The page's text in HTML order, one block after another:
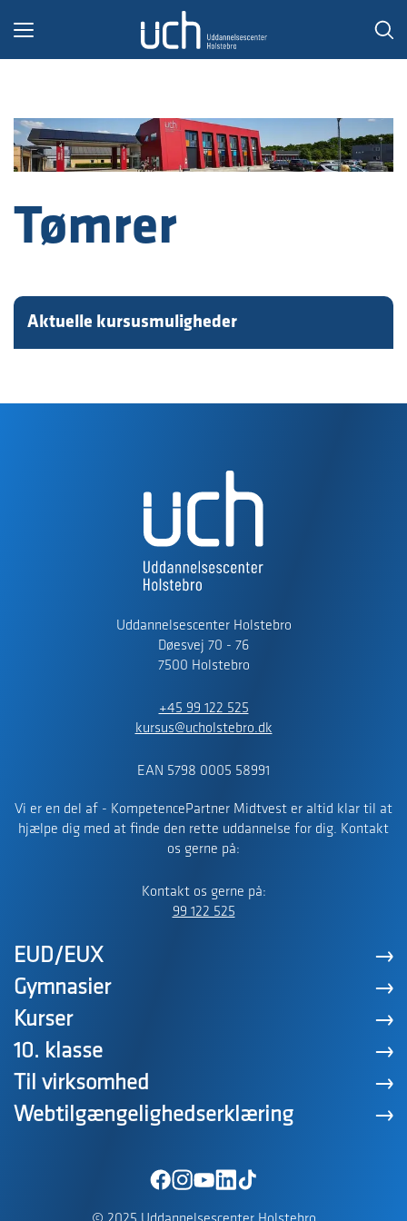
Toggle
Tømrer
Aktuelle kursusmuligheder
Uddannelsescenter Holstebro
Døesvej 70 - 76
7500 Holstebro
+45 99 122 525
kursus@ucholstebro.dk
EAN 5798 0005 58991
Vi er en del af - KompetencePartner Midtvest er altid klar til at
hjælpe dig med at finde den rette uddannelse for dig. Kontakt
os gerne på:
Kontakt os gerne på:
99 122 525
EUD/EUX
Gymnasier
Kurser
10. klasse
Til virksomhed
Webtilgængelighedserklæring